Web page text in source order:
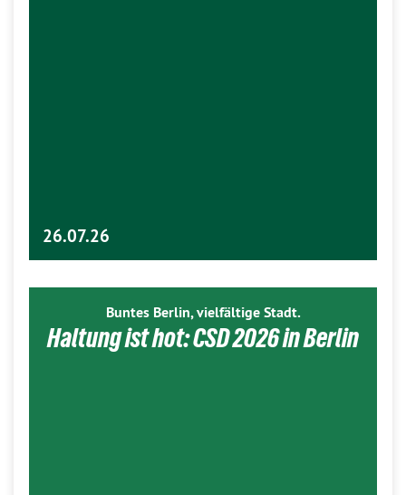
26.07.26
Buntes Berlin, vielfältige Stadt.
Haltung ist hot: CSD 2026 in Berlin